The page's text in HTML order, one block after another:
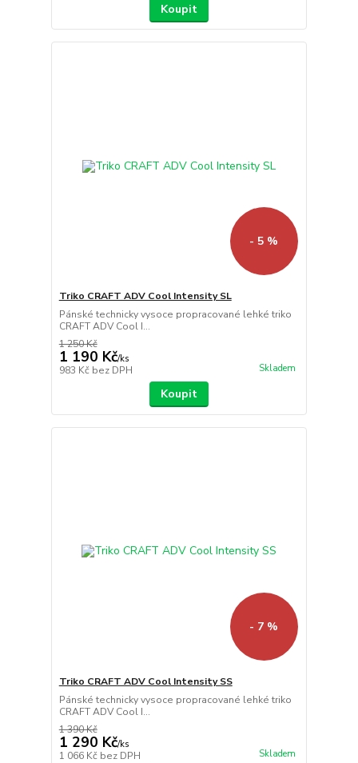
Koupit
- 5 %
Triko CRAFT ADV Cool Intensity SL
Pánské technicky vysoce propracované lehké triko
CRAFT ADV Cool I...
1 250 Kč
1 190 Kč/ks
983 Kč bez DPH Skladem
Koupit
- 7 %
Triko CRAFT ADV Cool Intensity SS
Pánské technicky vysoce propracované lehké triko
CRAFT ADV Cool I...
1 390 Kč
1 290 Kč/ks
1 066 Kč bez DPH Skladem